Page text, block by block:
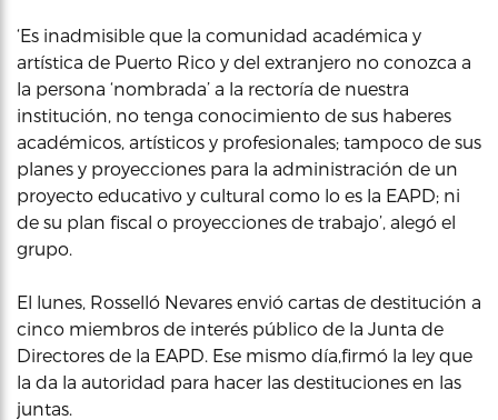
‘Es inadmisible que la comunidad académica y
artística de Puerto Rico y del extranjero no conozca a
la persona ‘nombrada’ a la rectoría de nuestra
institución, no tenga conocimiento de sus haberes
académicos, artísticos y profesionales; tampoco de sus
planes y proyecciones para la administración de un
proyecto educativo y cultural como lo es la EAPD; ni
de su plan fiscal o proyecciones de trabajo’, alegó el
grupo.
El lunes, Rosselló Nevares envió cartas de destitución a
cinco miembros de interés público de la Junta de
Directores de la EAPD. Ese mismo día,firmó la ley que
la da la autoridad para hacer las destituciones en las
juntas.